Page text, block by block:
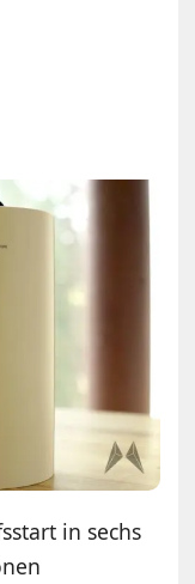
in sechs